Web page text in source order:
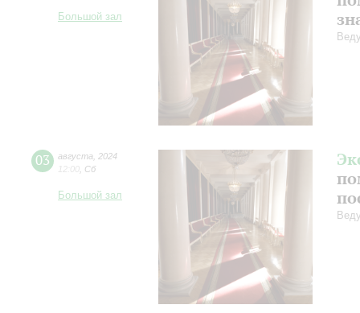
Большой зал
03 августа
2024
12:00 Сб
Большой зал